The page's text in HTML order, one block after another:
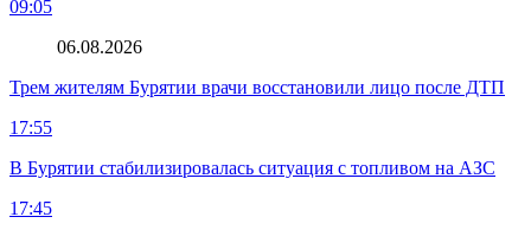
09:05
06.08.2026
Трем жителям Бурятии врачи восстановили лицо после ДТП
17:55
В Бурятии стабилизировалась ситуация с топливом на АЗС
17:45